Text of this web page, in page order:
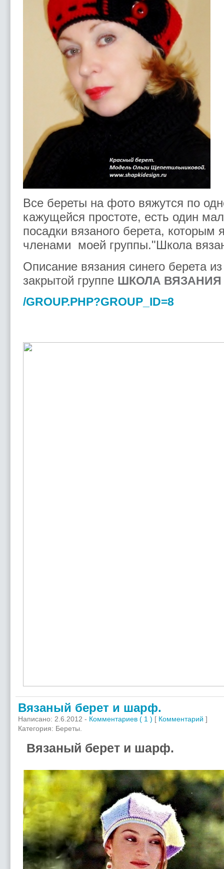
Все береты на фото вяжутся по
кажущейся простоте, есть один
посадки вязаного берета,
членами моей группы."Школа
Описание вязания синего берета
закрытой группе ШКОЛА
/GROUP.PHP?GROUP_ID=8
Вязаный берет и шарф.
Написано: 2.6.2012 - Комментариев ( 1 ) [ Комментарий ]
Категория: Береты.
Вязаный берет и шарф.